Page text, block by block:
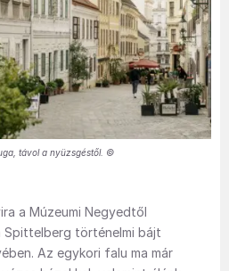
távol a nyüzsgéstől. ©
a Múzeumi Negyedtől
Spittelberg történelmi bájt
Az egykori falu ma már